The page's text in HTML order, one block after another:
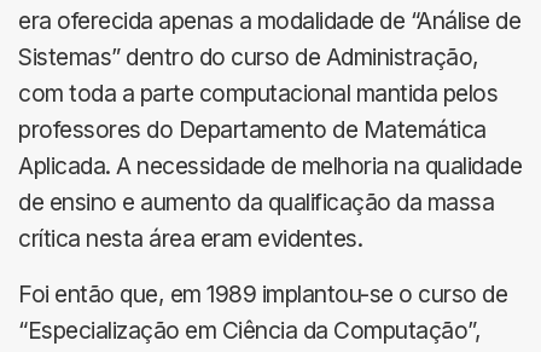
era oferecida apenas a modalidade de “Análise de
Sistemas” dentro do curso de Administração,
com toda a parte computacional mantida pelos
professores do Departamento de Matemática
Aplicada. A necessidade de melhoria na qualidade
de ensino e aumento da qualificação da massa
crítica nesta área eram evidentes.
Foi então que, em 1989 implantou-se o curso de
“Especialização em Ciência da Computação”,